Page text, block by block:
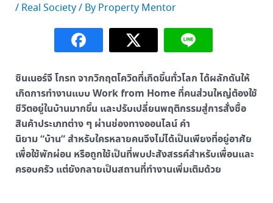
/ Real Society/ By Property Mentor
ซินเนอร์จี โกรทจากวิกฤตโควิดที่เกิดขึ้นทั่วโลก ได้ผลักดันให้
เกิดการทำงานแบบ Work from Home ที่คนส่วนใหญ่ต้องใช้
ชีวิตอยู่ในบ้านมากขึ้น และปรับเปลี่ยนพฤติกรรมสู่การสั่งซื้อ
สินค้าประเภทต่าง ๆ ผ่านช่องทางออนไลน์ คำ
นิยาม “บ้าน” สำหรับใครหลายคนจึงไม่ได้เป็นเพียงที่อยู่อาศัย
เพื่อใช้พักผ่อน หรือถูกใช้เป็นที่พบปะสังสรรค์สำหรับเพื่อนและ
ครอบครัว แต่ยังกลายเป็นสถานที่ทำงานเพิ่มเติมด้วย